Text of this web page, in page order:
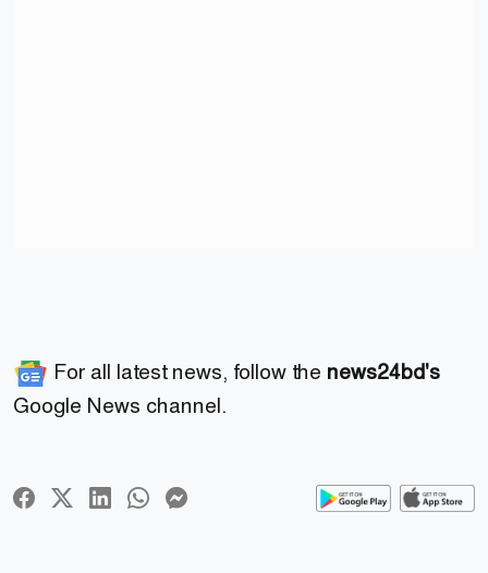
For all latest news, follow the news24bd's
Google News channel.